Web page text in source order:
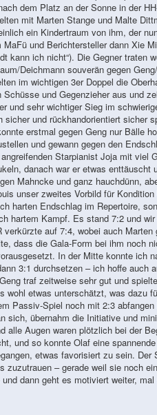
dem Platz an der Sonne in der
mit Marten Stange und Malte
ein Kindertraum von ihm, der
und Berichtersteller dann Xie
kann ich nicht“). Die Gegner
Deichmann souverän gegen
im wichtigen 3er Doppel die
und Gegenzieher aus und
und sehr wichtiger Sieg im
und rückhandorientiert sicher
erstmal gegen Geng nur Bälle
und gewann gegen den
Starpianist Joja mit viel
danach war er etwas
Mahncke und ganz hauchdünn,
unser zweites Vorbild für
harten Endschlag im Repertoire,
hartem Kampf. Es stand 7:2 und
auf 7:4, wobei auch
dass die Gala-Form bei ihm noch
In der Mitte konnte ich
3:1 durchsetzen – ich hoffe auch
traf zeitweise sehr gut und
wohl etwas unterschätzt, was dazu
Passiv-Spiel noch mit 2:3
sich, übernahm die Initiative und
alle Augen waren plötzlich bei der
und so konnte Olaf eine
etwas favorisiert zu sein.
zuzutrauen – gerade weil sie noch
dann geht es motiviert weiter,